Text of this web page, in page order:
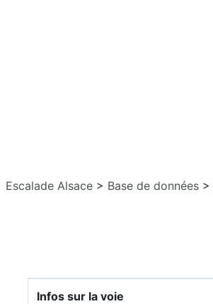
Escalade Alsace > Base de données >
Infos sur la voie